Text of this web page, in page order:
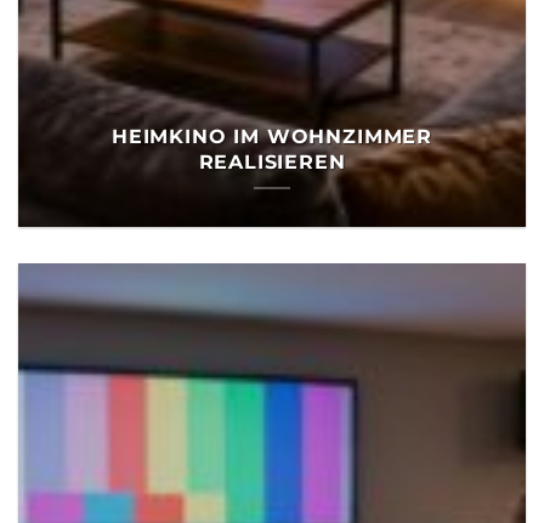
HEIMKINO IM WOHNZIMMER
REALISIEREN